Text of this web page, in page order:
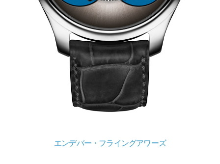
エンデバー・フライングアワーズ